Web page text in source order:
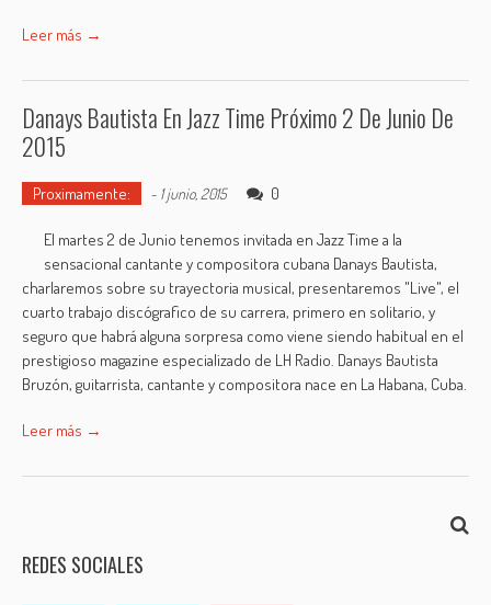
Leer más →
Danays Bautista En Jazz Time Próximo 2 De Junio De
2015
Proximamente: - 1 junio, 2015 0
El martes 2 de Junio tenemos invitada en Jazz Time a la
sensacional cantante y compositora cubana Danays Bautista,
charlaremos sobre su trayectoria musical, presentaremos "Live", el
cuarto trabajo discógrafico de su carrera, primero en solitario, y
seguro que habrá alguna sorpresa como viene siendo habitual en el
prestigioso magazine especializado de LH Radio. Danays Bautista
Bruzón, guitarrista, cantante y compositora nace en La Habana, Cuba.
Leer más →
REDES SOCIALES